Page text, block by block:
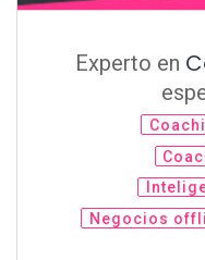
Experto en
Negocios